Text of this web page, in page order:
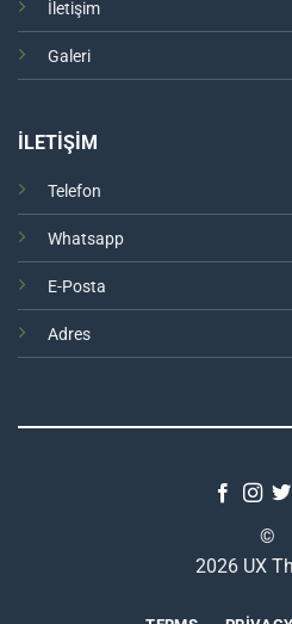
İletişim
Galeri
İLETİŞİM
Telefon
Whatsapp
E-Posta
Adres
©
2026 UX